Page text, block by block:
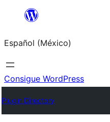
Saltar
contenido
Español (México)
Consigue WordPress
Plugin Directory